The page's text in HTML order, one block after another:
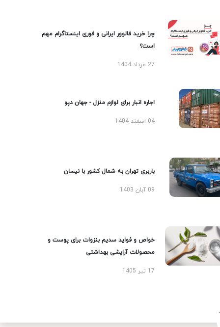
چرا خرید فالوور ایرانی و فوری اینستاگرام مهم
است؟
27 مرداد 1404
اجاره انبار برای لوازم منزل - جهان دپو
04 اسفند 1404
باربری تهران به شمال کشور با نیسان
09 آبان 1403
خواص و فواید سدیم بنزوات برای پوست و
محصولات آرایشی بهداشتی
17 تیر 1405